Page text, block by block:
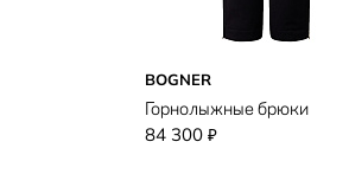
BOGNER
Горнолыжные брюки
84 300 ₽